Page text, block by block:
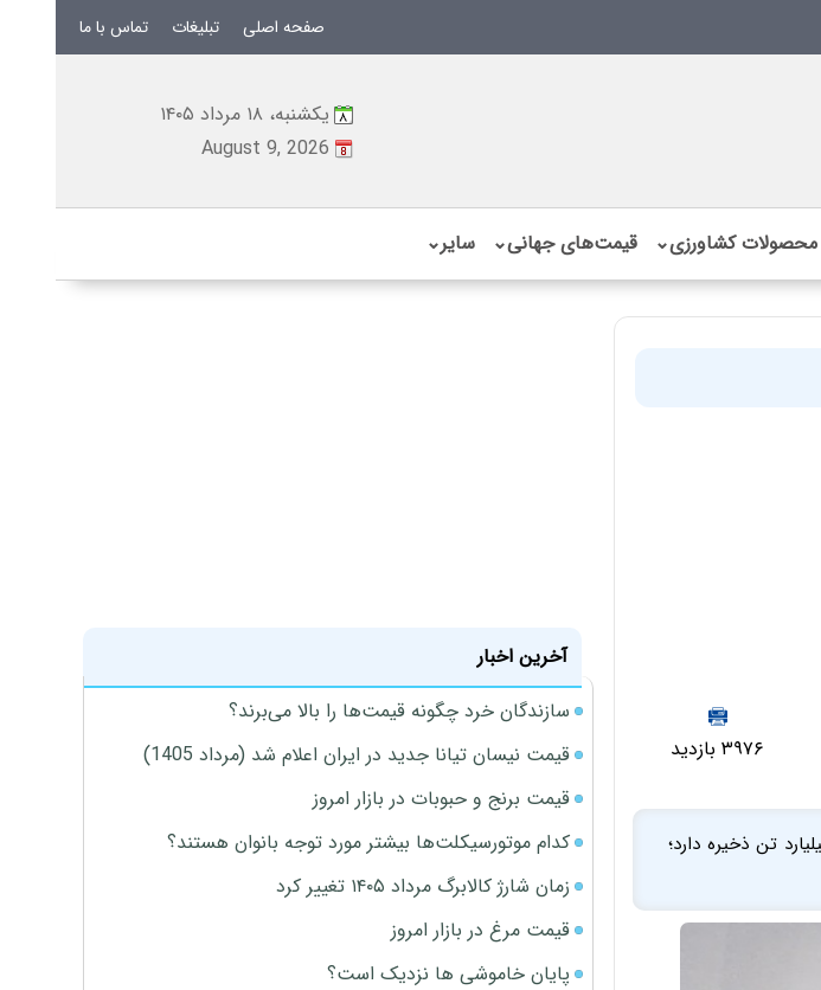
صفحه اصلی تبلیغات تماس با ما
یکشنبه، ۱۸ مرداد ۱۴۰۵
August 9, 2026
محصولات کشاورزی⌄ قیمت‌های جهانی⌄ سایر⌄
۳۹۷۶ بازدید
قفل فناوری استخراج اورانیوم از آب دریا به گنجی دست یافته که 4.5 میلیارد تن ذخیره دارد؛
آخرین اخبار
سازندگان خرد چگونه قیمت‌ها را بالا می‌برند؟
قیمت نیسان تیانا جدید در ایران اعلام شد (مرداد 1405)
قیمت برنج و حبوبات در بازار امروز
کدام موتورسیکلت‌ها بیشتر مورد توجه بانوان هستند؟
زمان شارژ کالابرگ مرداد ۱۴۰۵ تغییر کرد
قیمت مرغ در بازار امروز
پایان خاموشی ها نزدیک است؟